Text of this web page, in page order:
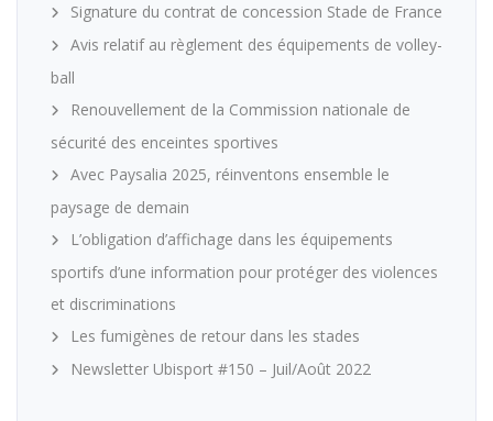
Signature du contrat de concession Stade de France
Avis relatif au règlement des équipements de volley-
ball
Renouvellement de la Commission nationale de
sécurité des enceintes sportives
Avec Paysalia 2025, réinventons ensemble le
paysage de demain
L’obligation d’affichage dans les équipements
sportifs d’une information pour protéger des violences
et discriminations
Les fumigènes de retour dans les stades
Newsletter Ubisport #150 – Juil/Août 2022